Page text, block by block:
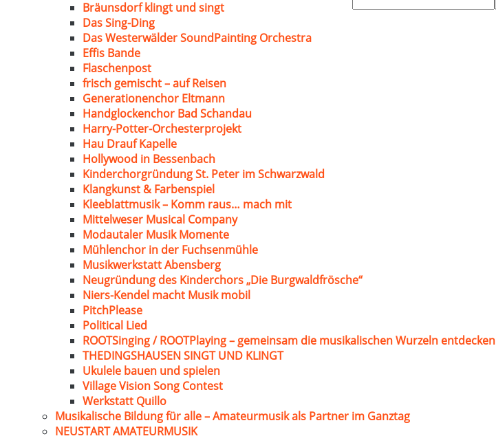
nach:
Bräunsdorf klingt und singt
Das Sing-Ding
Das Westerwälder SoundPainting Orchestra
Effis Bande
Flaschenpost
frisch gemischt – auf Reisen
Generationenchor Eltmann
Handglockenchor Bad Schandau
Harry-Potter-Orchesterprojekt
Hau Drauf Kapelle
Hollywood in Bessenbach
Kinderchorgründung St. Peter im Schwarzwald
Klangkunst & Farbenspiel
Kleeblattmusik – Komm raus… mach mit
Mittelweser Musical Company
Modautaler Musik Momente
Mühlenchor in der Fuchsenmühle
Musikwerkstatt Abensberg
Neugründung des Kinderchors „Die Burgwaldfrösche“
Niers-Kendel macht Musik mobil
PitchPlease
Political Lied
ROOTSinging / ROOTPlaying – gemeinsam die musikalischen Wurzeln entdecken
THEDINGSHAUSEN SINGT UND KLINGT
Ukulele bauen und spielen
Village Vision Song Contest
Werkstatt Quillo
Musikalische Bildung für alle – Amateurmusik als Partner im Ganztag
NEUSTART AMATEURMUSIK